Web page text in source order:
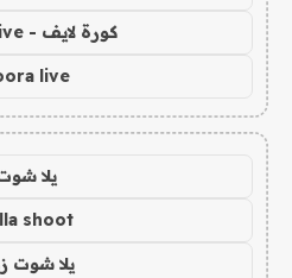
كورة لايف - koora live
live
يلا
shoot
يلا شوت